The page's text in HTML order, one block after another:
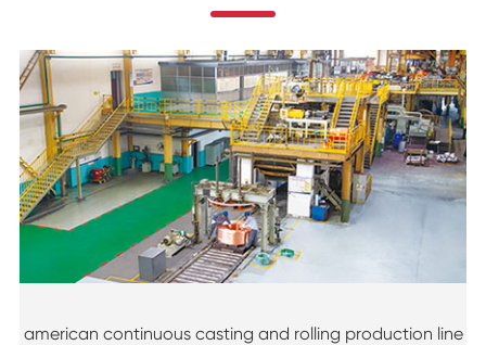
american continuous casting and rolling production line